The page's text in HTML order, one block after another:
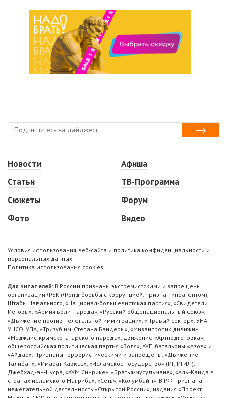
Новости
Статьи
Сюжеты
Фото
Афиша
ТВ-Программа
Форум
Видео
Условия использования веб-сайта и политика конфиденциальности и
персональных данных
Политика использования cookies
Для читателей: В России признаны экстремистскими и запрещены
организации ФБК (Фонд борьбы с коррупцией, признан иноагентом),
Штабы Навального, «Национал-большевистская партия», «Свидетели
Иеговы», «Армия воли народа», «Русский общенациональный союз»,
«Движение против нелегальной иммиграции», «Правый сектор», УНА-
УНСО, УПА, «Тризуб им. Степана Бандеры», «Мизантропик дивижн»,
«Меджлис крымскотатарского народа», движение «Артподготовка»,
общероссийская политическая партия «Воля», АУЕ, батальоны «Азов» и
«Айдар». Признаны террористическими и запрещены: «Движение
Талибан», «Имарат Кавказ», «Исламское государство» (ИГ, ИГИЛ),
Джебхад-ан-Нусра, «АУМ Синрике», «Братья-мусульмане», «Аль-Каида в
странах исламского Магриба», «Сеть», «Колумбайн». В РФ признана
нежелательной деятельность «Открытой России», издания «Проект